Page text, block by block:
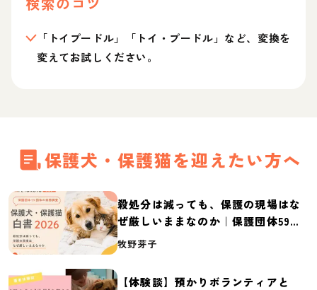
「トイプードル」「トイ・プードル」など、変換を
変えてお試しください。
保護犬・保護猫を迎えたい方へ
殺処分は減っても、保護の現場はな
ぜ厳しいままなのか｜保護団体59団
体の実態調査【保護犬・保護猫白書
牧野芽子
【体験談】預かりボランティアと